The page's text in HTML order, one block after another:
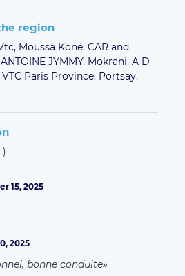
region
Moussa Koné, CAR and
ANTOINE JYMMY, Mokrani, A D
VTC Paris Province, Portsay,
)
15, 2025
2025
bonne conduite